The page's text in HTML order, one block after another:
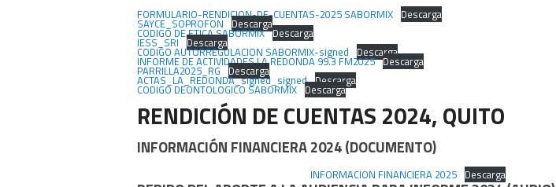
FORMULARIO-RENDICION-DE-CUENTAS-2025 SABORMIX Descarga
SAYCE_SOPROFON Descarga
CODIGO DE ETICA SABORMIX Descarga
IESS_SRI Descarga
CODIGO AUTORREGULACION SABORMIX-signed Descarga
INFORME DE ACTIVIDADES LA REDONDA 99.3 FM2025 Descarga
PARRILLA2025_RG Descarga
ACTAS_LA_REDONDA_signed_signed Descarga
CODIGO DEONTOLOGICO SABORMIX Descarga
RENDICIÓN DE CUENTAS 2024,QUITO
INFORMACIÓN FINANCIERA 2024 (DOCUMENTO)
INFORMACION FINANCIERA 2025 Descarga